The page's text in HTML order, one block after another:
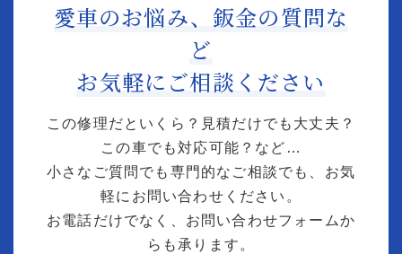
愛車のお悩み、鈑金の質問な
ど
お気軽にご相談ください
この修理だといくら？見積だけでも大丈夫？
この車でも対応可能？など…
小さなご質問でも専門的なご相談でも、お気
軽にお問い合わせください。
お電話だけでなく、お問い合わせフォームか
らも承ります。